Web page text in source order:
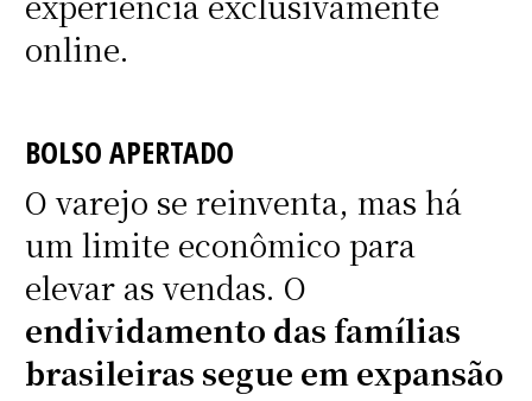
online.
BOLSO APERTADO
O varejo se reinventa, mas há
um limite econômico para
elevar as vendas. O
endividamento das famílias
brasileiras segue em expansão